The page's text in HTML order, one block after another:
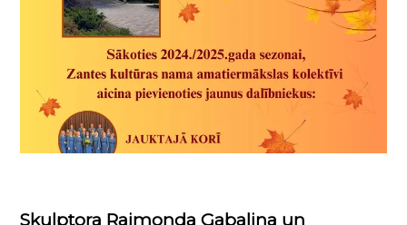
Skulptora Raimonda Gabaliņa un